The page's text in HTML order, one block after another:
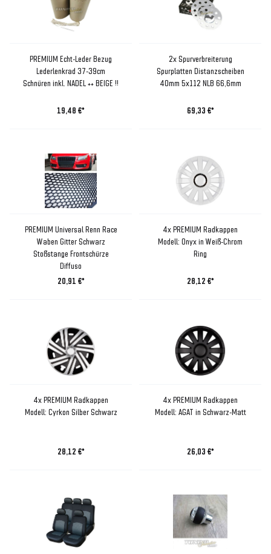
PREMIUM Echt-Leder Bezug
Lederlenkrad 37-39cm
Schnüren inkl. NADEL ++ BEIGE !!
19,48 €*
2x Spurverbreiterung
Spurplatten Distanzscheiben
40mm 5x112 NLB 66,6mm
69,33 €*
PREMIUM Universal Renn Race
Waben Gitter Schwarz
Stoßstange Frontschürze
Diffuso
20,91 €*
4x PREMIUM Radkappen
Modell: Onyx in Weiß-Chrom
Ring
28,12 €*
4x PREMIUM Radkappen
Modell: Cyrkon Silber Schwarz
28,12 €*
4x PREMIUM Radkappen
Modell: AGAT in Schwarz-Matt
26,03 €*